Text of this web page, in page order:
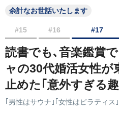
余計なお世話いたします
#15 #16 #17
読書でも､音楽鑑賞
ャの30代婚活女性
止めた｢意外すぎる
｢男性はサウナ｣｢女性はピラティス